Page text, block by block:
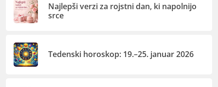
Najlepši verzi za rojstni dan, ki napolnijo
srce
Tedenski horoskop: 19.–25. januar 2026